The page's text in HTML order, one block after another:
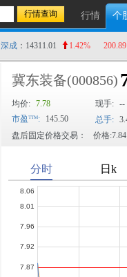
行情 个
深成 ：14311.01 1.42% 200.89
冀东装备(000856)
均价: 7.78 现手: --
市盈
: 145.50 总手:
盘后固定价格交易：
价格:7.84